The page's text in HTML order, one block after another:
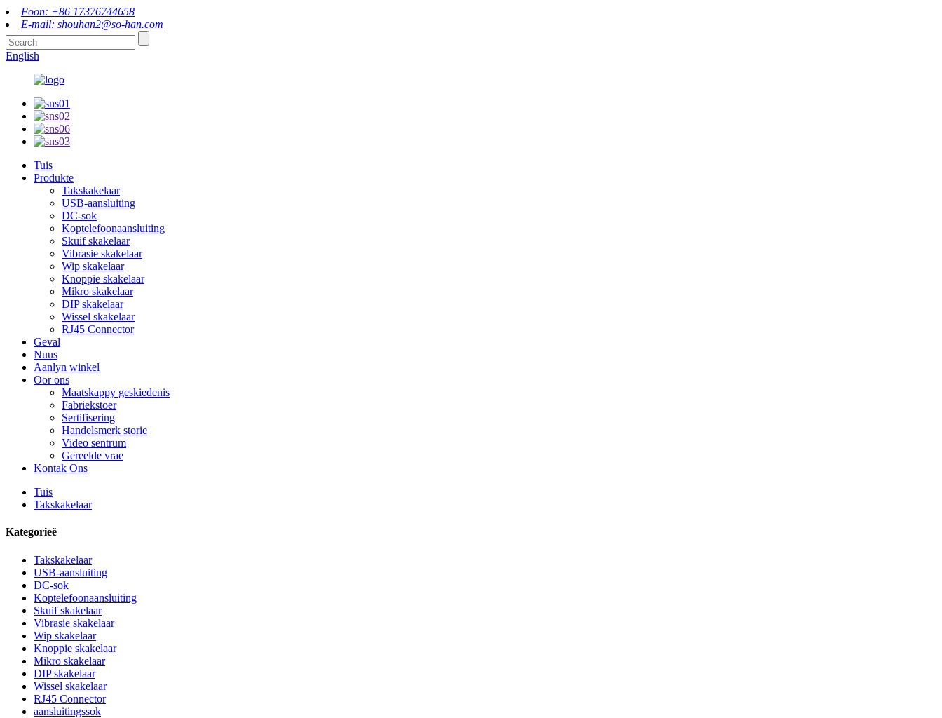
Foon: +86 17376744658
E-mail: shouhan2@so-han.com
English
Tuis
Produkte
Takskakelaar
USB-aansluiting
DC-sok
Koptelefoonaansluiting
Skuif skakelaar
Vibrasie skakelaar
Wip skakelaar
Knoppie skakelaar
Mikro skakelaar
DIP skakelaar
Wissel skakelaar
RJ45 Connector
Geval
Nuus
Aanlyn winkel
Oor ons
Maatskappy geskiedenis
Fabriekstoer
Sertifisering
Handelsmerk storie
Video sentrum
Gereelde vrae
Kontak Ons
Tuis
Takskakelaar
Kategorieë
Takskakelaar
USB-aansluiting
DC-sok
Koptelefoonaansluiting
Skuif skakelaar
Vibrasie skakelaar
Wip skakelaar
Knoppie skakelaar
Mikro skakelaar
DIP skakelaar
Wissel skakelaar
RJ45 Connector
aansluitingssok